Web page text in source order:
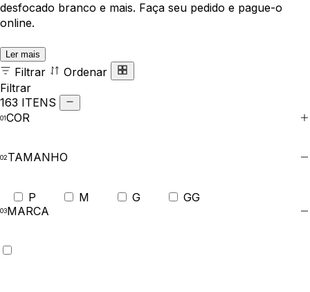
desfocado branco e mais. Faça seu pedido e pague-o
online.
Ler mais
Filtrar
Ordenar
Filtrar
163 ITENS
COR
TAMANHO
P M G
GG
MARCA